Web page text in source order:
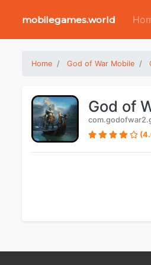
mobilegames.world
Home God of War Mobile
God of